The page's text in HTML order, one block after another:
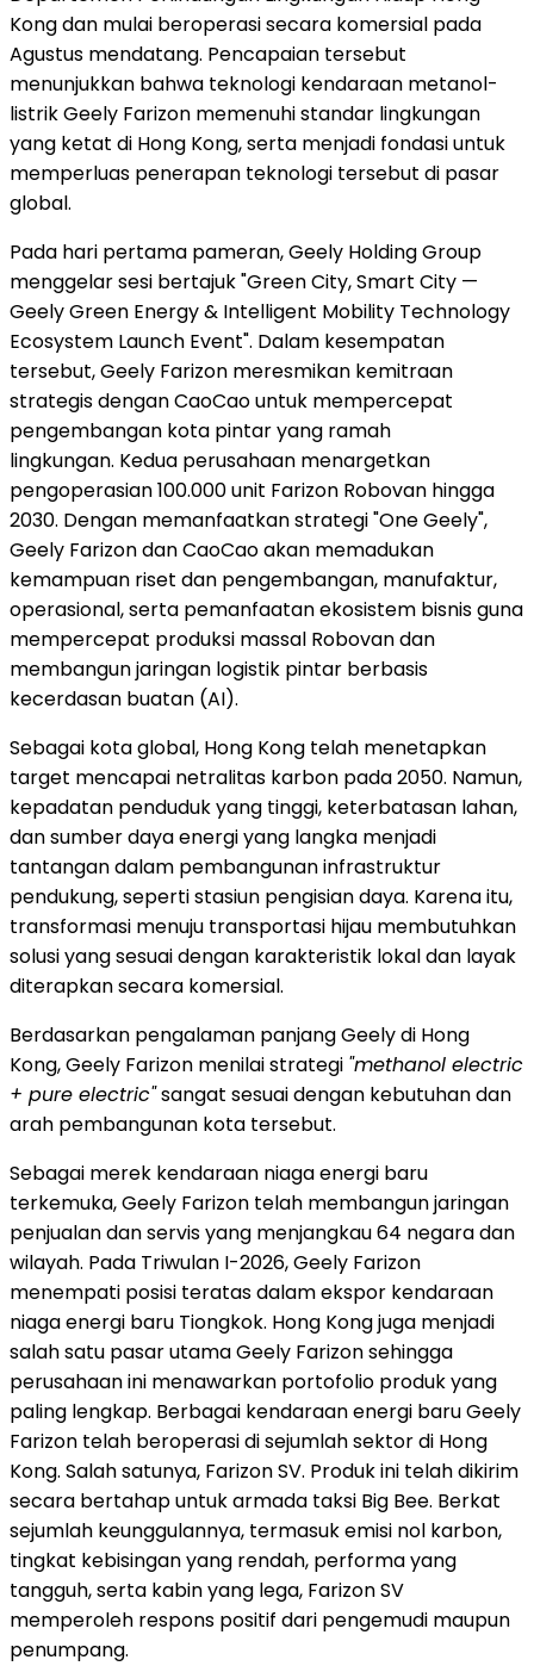
Kong dan mulai beroperasi secara komersial pada
Agustus mendatang. Pencapaian tersebut
menunjukkan bahwa teknologi kendaraan metanol-
listrik Geely Farizon memenuhi standar lingkungan
yang ketat di Hong Kong, serta menjadi fondasi untuk
memperluas penerapan teknologi tersebut di pasar
global.
Pada hari pertama pameran, Geely Holding Group
menggelar sesi bertajuk "Green City, Smart City —
Geely Green Energy & Intelligent Mobility Technology
Ecosystem Launch Event". Dalam kesempatan
tersebut, Geely Farizon meresmikan kemitraan
strategis dengan CaoCao untuk mempercepat
pengembangan kota pintar yang ramah
lingkungan. Kedua perusahaan menargetkan
pengoperasian 100.000 unit Farizon Robovan hingga
2030. Dengan memanfaatkan strategi "One Geely",
Geely Farizon dan CaoCao akan memadukan
kemampuan riset dan pengembangan, manufaktur,
operasional, serta pemanfaatan ekosistem bisnis guna
mempercepat produksi massal Robovan dan
membangun jaringan logistik pintar berbasis
kecerdasan buatan (AI).
Sebagai kota global, Hong Kong telah menetapkan
target mencapai netralitas karbon pada 2050. Namun,
kepadatan penduduk yang tinggi, keterbatasan lahan,
dan sumber daya energi yang langka menjadi
tantangan dalam pembangunan infrastruktur
pendukung, seperti stasiun pengisian daya. Karena itu,
transformasi menuju transportasi hijau membutuhkan
solusi yang sesuai dengan karakteristik lokal dan layak
diterapkan secara komersial.
Berdasarkan pengalaman panjang Geely di Hong
Kong, Geely Farizon menilai strategi "methanol electric
+ pure electric"sangat sesuai dengan kebutuhan dan
arah pembangunan kota tersebut.
Sebagai merek kendaraan niaga energi baru
terkemuka, Geely Farizon telah membangun jaringan
penjualan dan servis yang menjangkau 64 negara dan
wilayah. Pada Triwulan I-2026, Geely Farizon
menempati posisi teratas dalam ekspor kendaraan
niaga energi baru Tiongkok. Hong Kong juga menjadi
salah satu pasar utama Geely Farizon sehingga
perusahaan ini menawarkan portofolio produk yang
paling lengkap. Berbagai kendaraan energi baru Geely
Farizon telah beroperasi di sejumlah sektor di Hong
Kong. Salah satunya, Farizon SV. Produk ini telah dikirim
secara bertahap untuk armada taksi Big Bee. Berkat
sejumlah keunggulannya, termasuk emisi nol karbon,
tingkat kebisingan yang rendah, performa yang
tangguh, serta kabin yang lega, Farizon SV
memperoleh respons positif dari pengemudi maupun
penumpang.